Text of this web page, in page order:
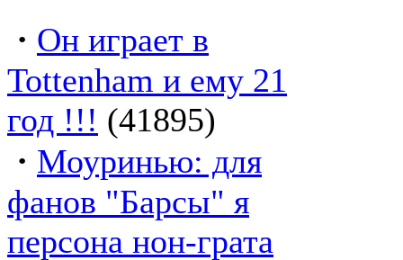
· Он играет в
Tottenham и ему 21
год !!! (41895)
· Моуринью: для
фанов "Барсы" я
персона нон-грата